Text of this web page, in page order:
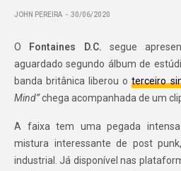
JOHN PEREIRA 30/06/2020
O Fontaines D.C. segue
aguardado segundo álbum de
banda britânica liberou oterceiro
Mind”chega acompanhada de um
A faixa tem uma pegada
mistura interessante de post
industrial. Já disponível nas